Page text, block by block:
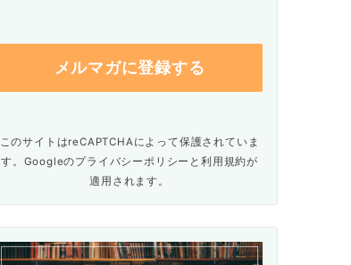
このサイトはreCAPTCHAによって保護されていま
す。Googleのプライバシーポリシー と 利用規約が
適用されます。